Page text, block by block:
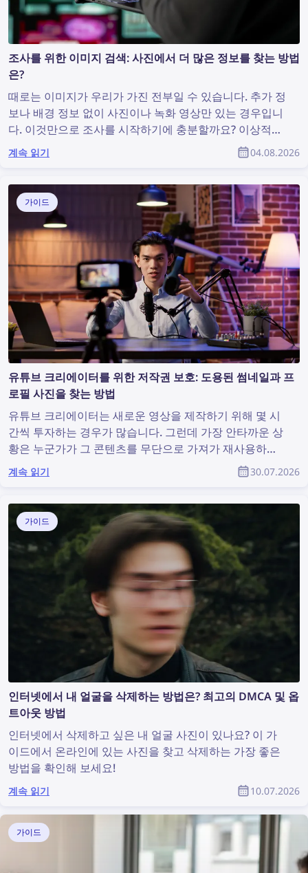
조사를 위한 이미지 검색: 사진에서 더 많은 정보를 찾는 방법
은?
때로는 이미지가 우리가 가진 전부일 수 있습니다. 추가 정
보나 배경 정보 없이 사진이나 녹화 영상만 있는 경우입니
다. 이것만으로 조사를 시작하기에 충분할까요? 이상적인
상황은 아닐 수 있지만, 유용한 정보를 발견하고 조사를 지
원할 수 있는 이미지 검색을 수행하기에는 충분합니다. 그
까요?
계속 읽기 04.08.2026
가이드
유튜브 크리에이터를 위한 저작권 보호: 도용된 썸네일과 프
로필 사진을 찾는 방법
유튜브 크리에이터는 새로운 영상을 제작하기 위해 몇 시
간씩 투자하는 경우가 많습니다. 그런데 가장 안타까운 상
황은 누군가가 그 콘텐츠를 무단으로 가져가 재사용하고
도 원작자가 아무런 인정도 받지 못하는 것입니다. 유튜브
커뮤니티의 일원으로서 도용된 콘텐츠를 찾아내고 저작권
계속 읽기 30.07.2026
가이드
인터넷에서 내 얼굴을 삭제하는 방법은? 최고의 DMCA 및 옵
트아웃 방법
인터넷에서 삭제하고 싶은 내 얼굴 사진이 있나요? 이 가
이드에서 온라인에 있는 사진을 찾고 삭제하는 가장 좋은
방법을 확인해 보세요!
계속 읽기 10.07.2026
가이드